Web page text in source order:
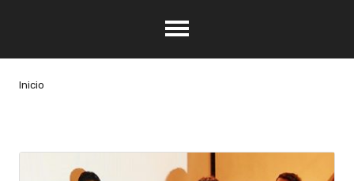
Inicio